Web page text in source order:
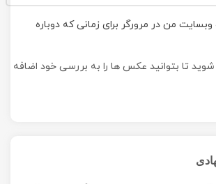
وبسایت من در مرورگر برای زمانی که دوباره
تا بتوانید عکس ها را به بررسی خود اضافه